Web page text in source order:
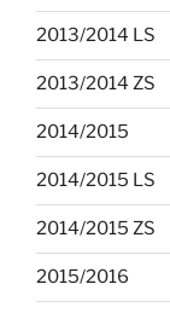
2013/2014 LS
2013/2014 ZS
2014/2015
2014/2015 LS
2014/2015 ZS
2015/2016